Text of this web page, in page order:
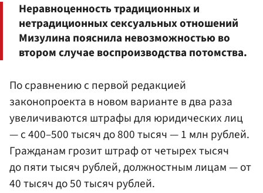
Неравноценность традиционных и
нетрадиционных сексуальных отношений
Мизулина пояснила невозможностью во
втором случае воспроизводства потомства.
По сравнению с первой редакцией
законопроекта в новом варианте в два раза
увеличиваются штрафы для юридических лиц
— с 400–500 тысяч до 800 тысяч — 1 млн рублей.
Гражданам грозит штраф от четырех тысяч
до пяти тысяч рублей, должностным лицам — от
40 тысяч до 50 тысяч рублей.